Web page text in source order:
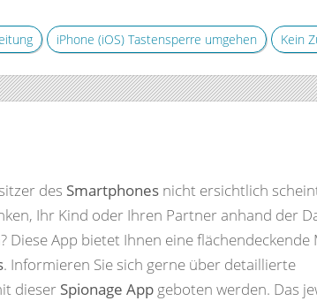
iPhone (iOS) Tastensperre umgehen Kein
des Smartphones nicht ersichtlich
Ihr Kind oder Ihren Partner anhand der
Diese App bietet Ihnen eine
. Informieren Sie sich gerne über detaillierte
dieser Spionage App geboten werden. Das